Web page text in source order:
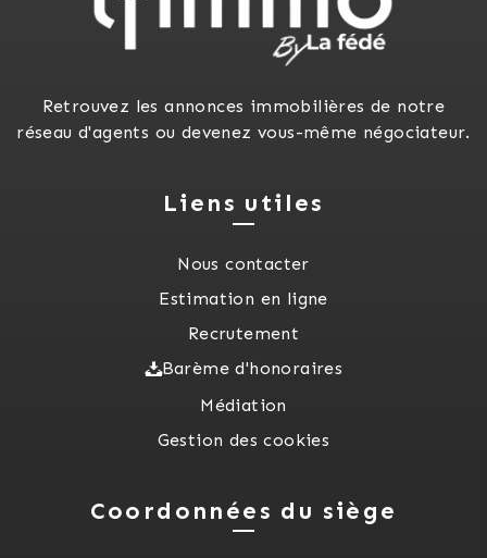
Retrouvez les annonces immobilières de notre
réseau d'agents ou devenez vous-même négociateur.
Liens utiles
Nous contacter
Estimation en ligne
Recrutement
Barème d'honoraires
Médiation
Gestion des cookies
Coordonnées du siège